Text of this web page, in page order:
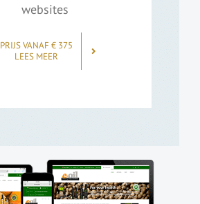
websites
PRIJS VANAF € 375
LEES MEER